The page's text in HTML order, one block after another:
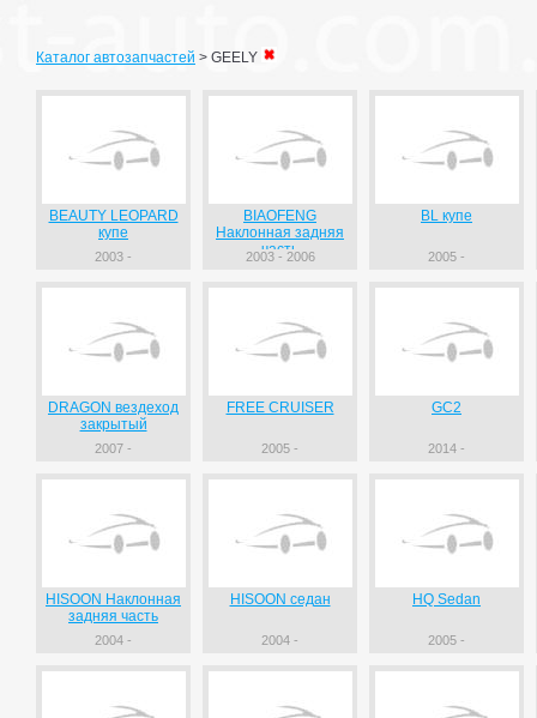
Каталог автозапчастей > GEELY
BEAUTY LEOPARD
купе
2003 -
BIAOFENG
Наклонная задняя
часть
2003 - 2006
BL купе
2005 -
DRAGON вездеход
закрытый
2007 -
FREE CRUISER
2005 -
GC2
2014 -
HISOON Наклонная
задняя часть
2004 -
HISOON седан
2004 -
HQ Sedan
2005 -